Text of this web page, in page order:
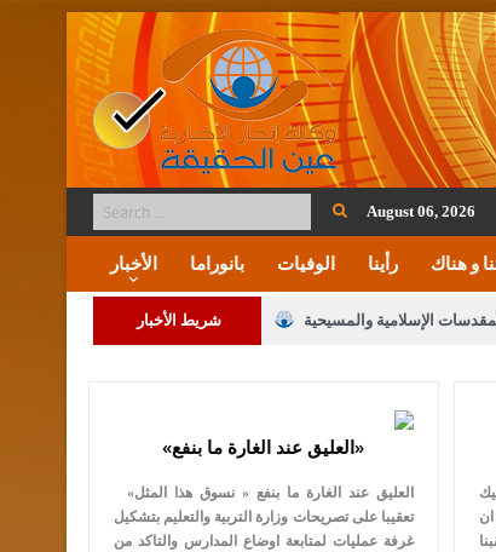
August 06, 2026
الأخبار بانوراما الوفيات رأينا و هناك
شريط الأخبار الإسلامية والمسيحية
شراكة فاعلة مع الإعلام
مجموعة من رفاق السلاح
مبارك وبكم تزهو المناصب
«العليق عند الغارة ما بنفع»
«العليق عند الغارة ما بنفع « نسوق هذا المثل
تعقيبا على تصريحات وزارة التربية والتعليم بتشكيل
غرفة عمليات لمتابعة اوضاع المدارس والتاكد من